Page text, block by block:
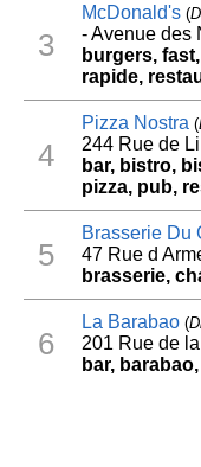
3
McDonald's(
- Avenue des
burgers,
rapide,
4
Pizza Nostra(
244 Rue de
bar, bistro,
pizza, pub,
5
Brasserie Du
47 Rue d
brasserie,
6
La Barabao(
201 Rue de
bar,